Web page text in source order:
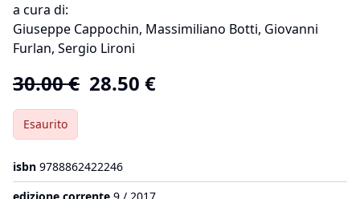
a cura di:
Giuseppe Cappochin, Massimiliano Botti, Giovanni
Furlan, Sergio Lironi
30.00€ 28.50 €
Esaurito
isbn 9788862422246